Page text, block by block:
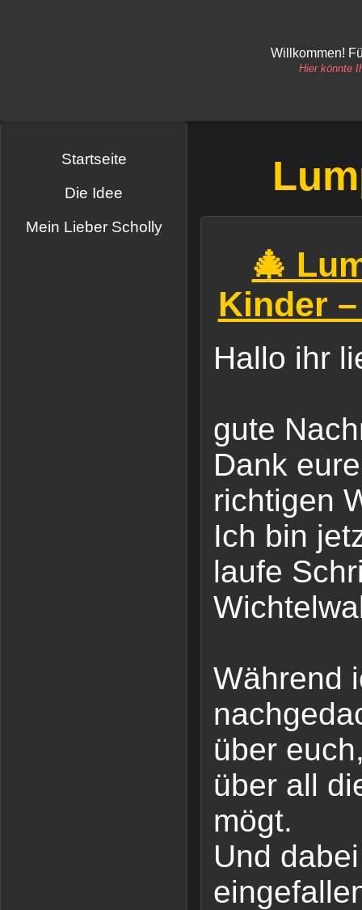
Startseite
Die Idee
Mein Lieber Scholly
Willkommen!
Hier könnte
🎄
Kinder
Hallo ihr
gute
Dank
richtigen
Ich bin
laufe
Während
über
über all
mögt.
Und